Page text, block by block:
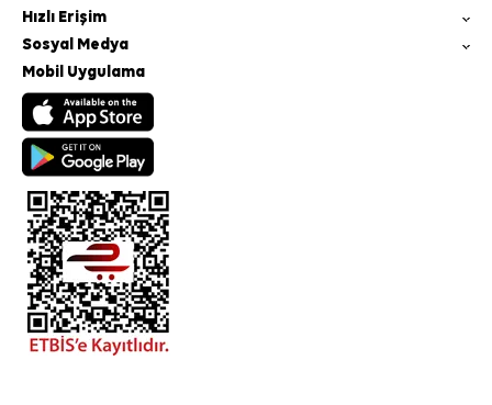
Hızlı Erişim
Sosyal Medya
Mobil Uygulama